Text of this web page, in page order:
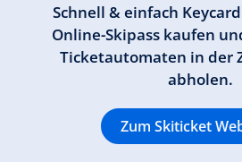
Schnell & einfach
Online-Skipass kaufen
Ticketautomaten in der
abholen.
Zum Skiticket